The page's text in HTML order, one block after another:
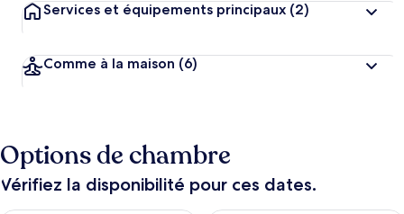
Services et équipements principaux (2)
Comme à la maison (6)
Options de chambre
Vérifiez la disponibilité pour ces dates.